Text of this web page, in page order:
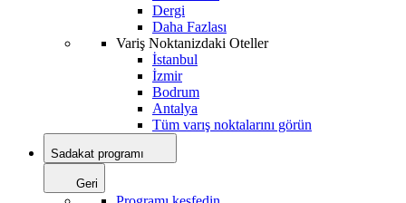
Dergi
Daha Fazlası
Variş Noktanizdaki Oteller
İstanbul
İzmir
Bodrum
Antalya
Tüm varış noktalarını görün
Sadakat programı
Geri